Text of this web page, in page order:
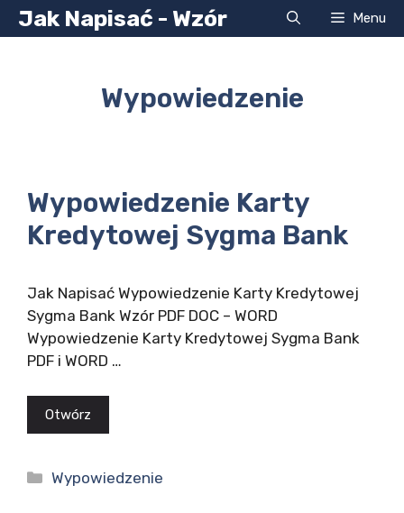
Przejdź
do
Jak Napisać - Wzór Menu
Wypowiedzenie
Wypowiedzenie Karty
Kredytowej Sygma Bank
Jak Napisać Wypowiedzenie Karty Kredytowej
Sygma Bank Wzór PDF DOC – WORD
Wypowiedzenie Karty Kredytowej Sygma Bank
PDF i WORD …
Otwórz
Kategorie
Wypowiedzenie